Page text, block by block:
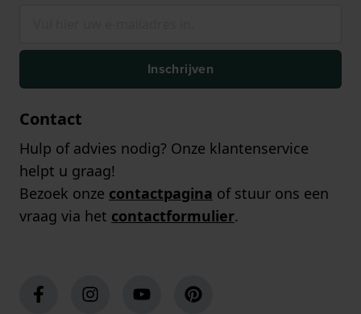
Inschrijven
Contact
Hulp of advies nodig? Onze klantenservice
helpt u graag!
Bezoek onze contactpagina of stuur ons een
vraag via het contactformulier.